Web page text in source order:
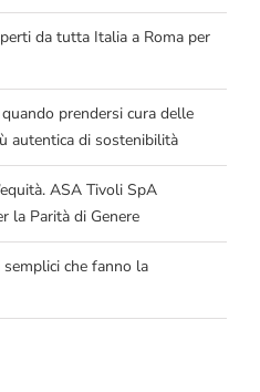
da tutta Italia a Roma per
prendersi cura delle
autentica di sostenibilità
ASA Tivoli SpA
la Parità di Genere
che fanno la